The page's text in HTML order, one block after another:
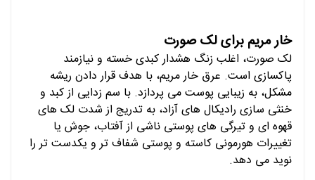
خار مریم برای لک صورت
لک صورت، اغلب زنگ هشدار کبدی خسته و نیازمند
پاکسازی است. عرق خار مریم، با هدف قرار دادن ریشه
مشکل، به زیبایی پوست می پردازد. با سم زدایی از کبد و
خنثی سازی رادیکال های آزاد، به تدریج از شدت لک های
قهوه ای و تیرگی های پوستی ناشی از آفتاب، جوش یا
تغییرات هورمونی کاسته و پوستی شفاف تر و یکدست تر را
نوید می دهد.